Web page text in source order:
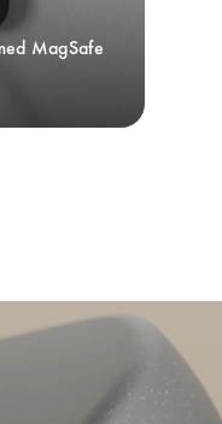
MagSafe